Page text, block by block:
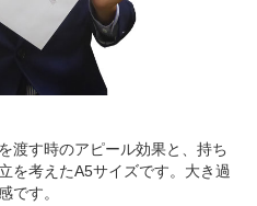
渡す時のアピール効果と、持ち
を考えたA5サイズです。大き過
です。